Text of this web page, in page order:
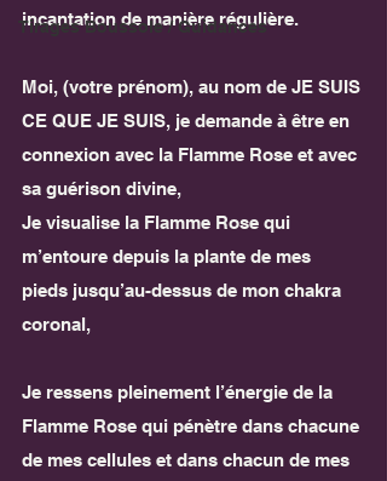
Tirages Boussole / Guidances
incantation de manière régulière.
Moi, (votre prénom), au nom de JE SUIS
CE QUE JE SUIS, je demande à être en
connexion avec la Flamme Rose et avec
sa guérison divine,
Je visualise la Flamme Rose qui
m’entoure depuis la plante de mes
pieds jusqu’au-dessus de mon chakra
coronal,
Je ressens pleinement l’énergie de la
Flamme Rose qui pénètre dans chacune
de mes cellules et dans chacun de mes